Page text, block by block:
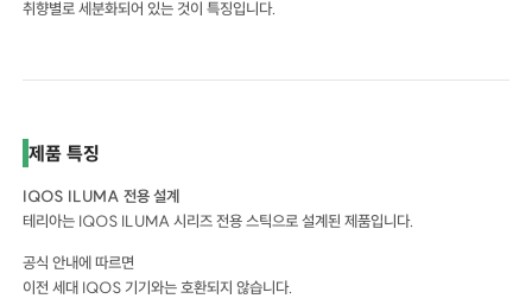
취향별로 세분화되어 있는 것이 특징입니다.
제품 특징
IQOS ILUMA 전용 설계
테리아는 IQOS ILUMA 시리즈 전용 스틱으로 설계된 제품입니다.
공식 안내에 따르면
이전 세대 IQOS 기기와는 호환되지 않습니다.